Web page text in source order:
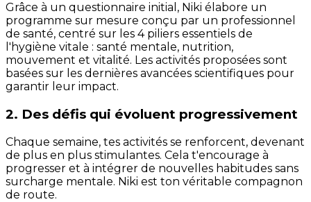
Grâce à un questionnaire initial, Niki élabore un
programme sur mesure conçu par un professionnel
de santé, centré sur les 4 piliers essentiels de
l'hygiène vitale : santé mentale, nutrition,
mouvement et vitalité. Les activités proposées sont
basées sur les dernières avancées scientifiques pour
garantir leur impact.
2. Des défis qui évoluent progressivement
Chaque semaine, tes activités se renforcent, devenant
de plus en plus stimulantes. Cela t'encourage à
progresser et à intégrer de nouvelles habitudes sans
surcharge mentale. Niki est ton véritable compagnon
de route.